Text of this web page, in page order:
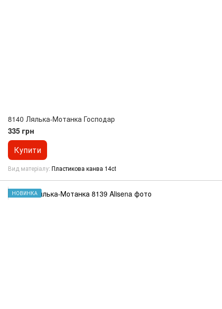
8140 Лялька-Мотанка Господар
335 грн
Купити
Вид матеріалу Пластикова канва 14ct
НОВИНКА